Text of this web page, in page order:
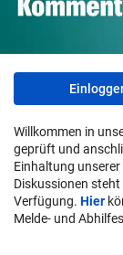
Willkommen in
geprüft und
Einhaltung unserer
Diskussionen
Verfügung. Hier
Melde- und